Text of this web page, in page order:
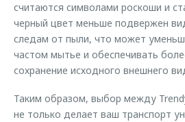
считаются символами роскоши и
черный цвет меньше подвержен
следам от пыли, что может
частом мытье и обеспечивать
сохранение исходного внешнего
Таким образом, выбор между
не только делает ваш транспорт